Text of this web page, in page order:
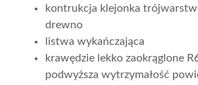
kontrukcja klejonka
drewno
listwa wykańczająca
krawędzie lekko zaokrąglone
podwyższa wytrzymałość